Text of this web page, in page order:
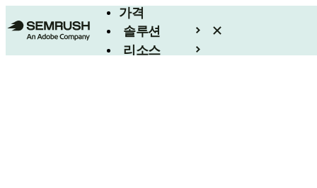
가격
솔루션
리소스